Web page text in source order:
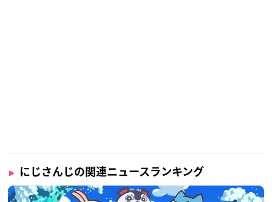
にじさんじの関連ニュースランキング